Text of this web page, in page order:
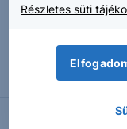
Az új kormány
mehet még a
véget kell vetni
Részletes süti